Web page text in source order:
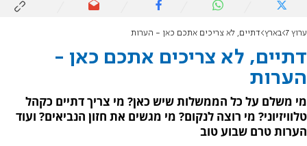
ערוץ 7 בארץ דתיים, לא צריכים אתכם כאן - הערות
דתיים, לא צריכים אתכם כאן -
הערות
מי משלם על כל הממשלות שיש כאן? מי צריך דתיים כקהל
טלוויזיוני? מי רוצה לנקום? מי מגשים את חזון הנביאים? ועוד
הערות טרם שבוע טוב